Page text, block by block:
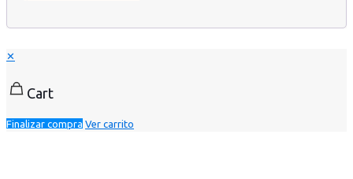
✕
Cart
Finalizar compra Ver carrito